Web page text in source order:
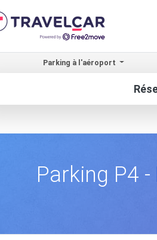
Parking à l'aéroport
Parking P4